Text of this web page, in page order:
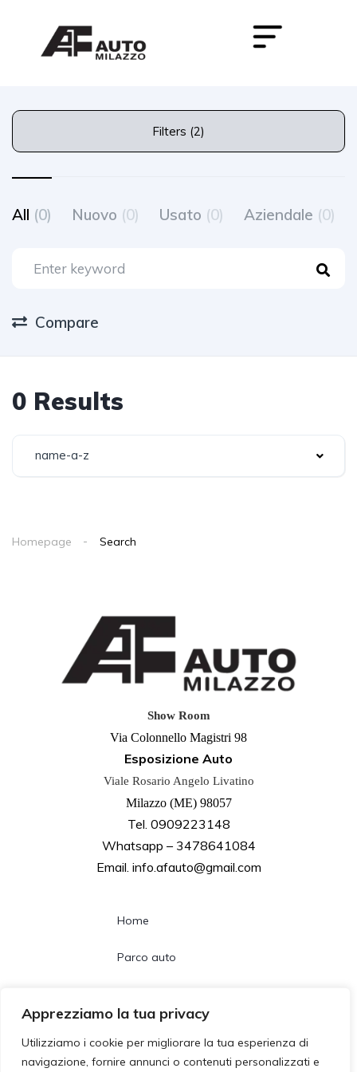
Apprezziamo la tua privacy
Utilizziamo i cookie per migliorare la tua esperienza di
navigazione, fornire annunci o contenuti personalizzati e
Filters (2)
All (0) Nuovo (0) Usato (0) Aziendale (0)
Compare
0 Results
name-a-z
Homepage Search
Show Room
Via Colonnello Magistri 98
Esposizione Auto
Viale Rosario Angelo Livatino
Milazzo (ME) 98057
Tel. 0909223148
Whatsapp – 3478641084
Email. info.afauto@gmail.com
Home
Parco auto
Contatti